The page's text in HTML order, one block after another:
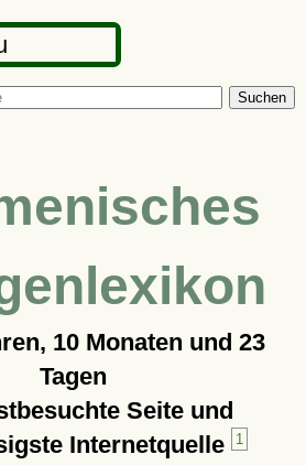
Suchen
10 Monaten und 23
Tagen
Seite und
Internetquelle
1